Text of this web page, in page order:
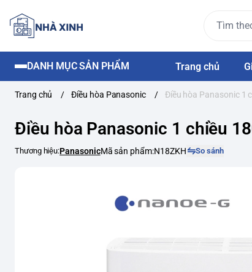
DANH MỤC SẢN PHẨM Trang chủ
Trang chủ / Điều hòa Panasonic / Điều hòa Panasonic 1
Điều hòa Panasonic 1 chiều
Thương hiệu:PanasonicMã sản phẩm:N18ZKH So sánh